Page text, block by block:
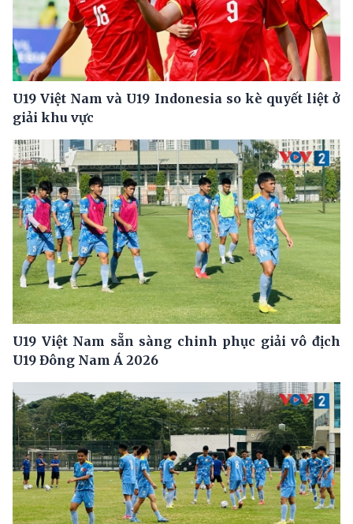
U19 Việt Nam và U19 Indonesia so kè quyết liệt ở
giải khu vực
U19 Việt Nam sẵn sàng chinh phục giải vô địch
U19 Đông Nam Á 2026